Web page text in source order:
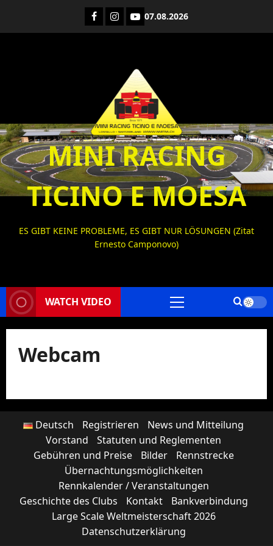
springen
Facebook
Instagram
YouTube
07.08.2026
MINI RACING
TICINO E MOESA
ES GIBT KEINE PROBLEME, ES GIBT NUR LÖSUNGEN (Zitat
Ernesto Camponovo)
WATCH VIDEO
Primäres
Webcam
Deutsch Registrieren
News und Mitteilung
Vorstand
Statuten und Reglementen
Gebühren und Preise
Bilder
Rennstrecke
Übernachtungsmöglichkeiten
Rennkalender / Veranstaltungen
Geschichte des Clubs
Kontakt
Bankverbindung
Large Scale Weltmeisterschaft 2026
Datenschutzerklärung